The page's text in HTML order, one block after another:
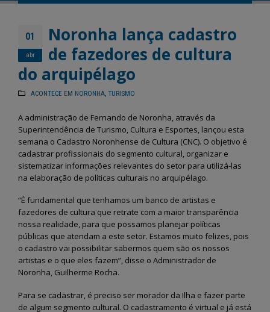
01
abr
Noronha lança cadastro
de fazedores de cultura
do arquipélago
ACONTECE EM NORONHA, TURISMO
A administração de Fernando de Noronha, através da
Superintendência de Turismo, Cultura e Esportes, lançou esta
semana o Cadastro Noronhense de Cultura (CNC). O objetivo é
cadastrar profissionais do segmento cultural, organizar e
sistematizar informações relevantes do setor para utilizá-las
na elaboração de políticas culturais no arquipélago.
“É fundamental que tenhamos um banco de artistas e
fazedores de cultura que retrate com a maior transparência
nossa realidade, para que possamos planejar políticas
públicas que atendam a este setor. Estamos muito felizes, pois
o cadastro vai possibilitar sabermos quem são os nossos
artistas e o que eles fazem”, disse o Administrador de
Noronha, Guilherme Rocha.
Para se cadastrar, é preciso ser morador da Ilha e fazer parte
de algum segmento cultural. O cadastramento é virtual e já está